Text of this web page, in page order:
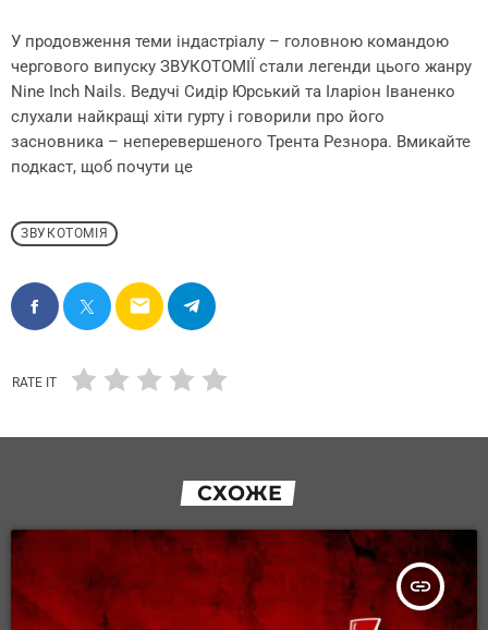
У продовження теми індастріалу – головною командою
чергового випуску ЗВУКОТОМІЇ стали легенди цього жанру
Nine Inch Nails. Ведучі Сидір Юрський та Іларіон Іваненко
слухали найкращі хіти гурту і говорили про його
засновника – неперевершеного Трента Резнора. Вмикайте
подкаст, щоб почути це
ЗВУКОТОМІЯ
email
RATE IT
СХОЖЕ
insert_link